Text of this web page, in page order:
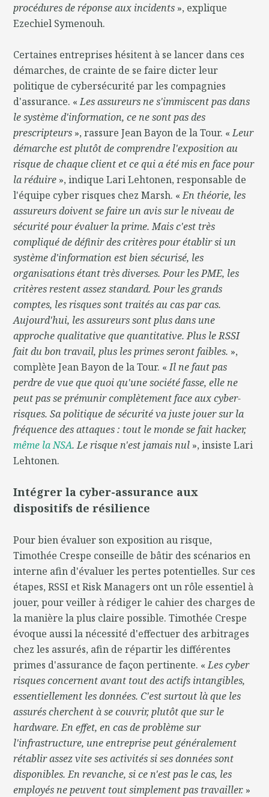
procédures de réponse aux incidents », explique
Ezechiel Symenouh.
Certaines entreprises hésitent à se lancer dans ces
démarches, de crainte de se faire dicter leur
politique de cybersécurité par les compagnies
d'assurance. «Les assureurs ne s'immiscent pas dans
le système d'information, ce ne sont pas des
prescripteurs », rassure Jean Bayon de la Tour. «Leur
démarche est plutôt de comprendre l'exposition au
risque de chaque client et ce qui a été mis en face pour
la réduire », indique Lari Lehtonen, responsable de
l'équipe cyber risques chez Marsh. «En théorie, les
assureurs doivent se faire un avis sur le niveau de
sécurité pour évaluer la prime. Mais c'est très
compliqué de définir des critères pour établir si un
système d'information est bien sécurisé, les
organisations étant très diverses. Pour les PME, les
critères restent assez standard. Pour les grands
comptes, les risques sont traités au cas par cas.
Aujourd'hui, les assureurs sont plus dans une
approche qualitative que quantitative. Plus le RSSI
fait du bon travail, plus les primes seront faibles. »,
complète Jean Bayon de la Tour. «Il ne faut pas
perdre de vue que quoi qu'une société fasse, elle ne
peut pas se prémunir complètement face aux cyber-
risques. Sa politique de sécurité va juste jouer sur la
fréquence des attaques : tout le monde se fait hacker,
même la NSA. Le risque n'est jamais nul », insiste Lari
Lehtonen.
Intégrer la cyber-assurance aux
dispositifs de résilience
Pour bien évaluer son exposition au risque,
Timothée Crespe conseille de bâtir des scénarios en
interne afin d'évaluer les pertes potentielles. Sur ces
étapes, RSSI et Risk Managers ont un rôle essentiel à
jouer, pour veiller à rédiger le cahier des charges de
la manière la plus claire possible. Timothée Crespe
évoque aussi la nécessité d'effectuer des arbitrages
chez les assurés, afin de répartir les différentes
primes d'assurance de façon pertinente. «Les cyber
risques concernent avant tout des actifs intangibles,
essentiellement les données. C'est surtout là que les
assurés cherchent à se couvrir, plutôt que sur le
hardware. En effet, en cas de problème sur
l'infrastructure, une entreprise peut généralement
rétablir assez vite ses activités si ses données sont
disponibles. En revanche, si ce n'est pas le cas, les
employés ne peuvent tout simplement pas travailler. »